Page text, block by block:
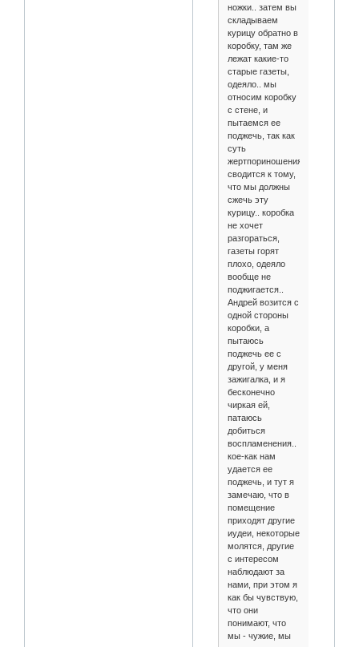
ножки.. затем вы
складываем
курицу обратно в
коробку, там же
лежат какие-то
старые газеты,
одеяло.. мы
относим коробку
с стене, и
пытаемся ее
поджечь, так как
суть
жертпориношения
сводится к тому,
что мы должны
сжечь эту
курицу.. коробка
не хочет
разгораться,
газеты горят
плохо, одеяло
вообще не
поджигается..
Андрей возится с
одной стороны
коробки, а
пытаюсь
поджечь ее с
другой, у меня
зажигалка, и я
бесконечно
чиркая ей,
патаюсь
добиться
воспламенения..
кое-как нам
удается ее
поджечь, и тут я
замечаю, что в
помещение
приходят другие
иудеи, некоторые
молятся, другие
с интересом
наблюдают за
нами, при этом я
как бы чувствую,
что они
понимают, что
мы - чужие, мы